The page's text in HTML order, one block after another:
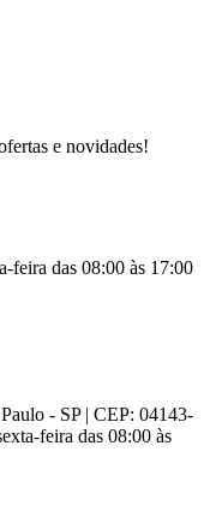
e novidades!
feira das 08:00 às 17:00
- SP | CEP: 04143-
feira das 08:00 às